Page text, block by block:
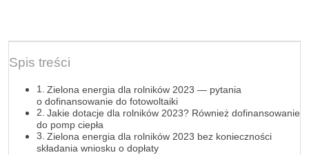
Spis treści
Zielona energia dla rolników 2023 — pytania
o dofinansowanie do fotowoltaiki
Jakie dotacje dla rolników 2023? Również dofinansowanie
do pomp ciepła
Zielona energia dla rolników 2023 bez konieczności
składania wniosku o dopłaty